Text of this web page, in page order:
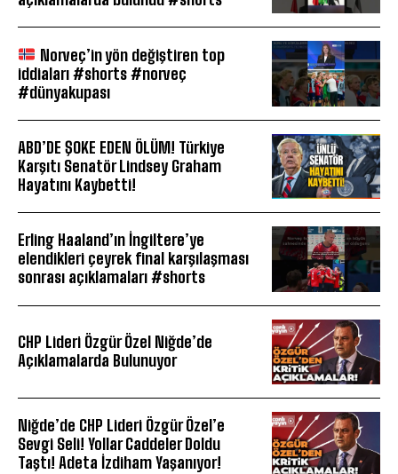
Norveç’in yön değiştiren top
iddiaları #shorts #norveç
#dünyakupası
ABD’DE ŞOKE EDEN ÖLÜM! Türkiye
Karşıtı Senatör Lindsey Graham
Hayatını Kaybetti!
Erling Haaland’ın İngiltere’ye
elendikleri çeyrek final karşılaşması
sonrası açıklamaları #shorts
CHP Lideri Özgür Özel Niğde’de
Açıklamalarda Bulunuyor
Niğde’de CHP Lideri Özgür Özel’e
Sevgi Seli! Yollar Caddeler Doldu
Taştı! Adeta İzdiham Yaşanıyor!